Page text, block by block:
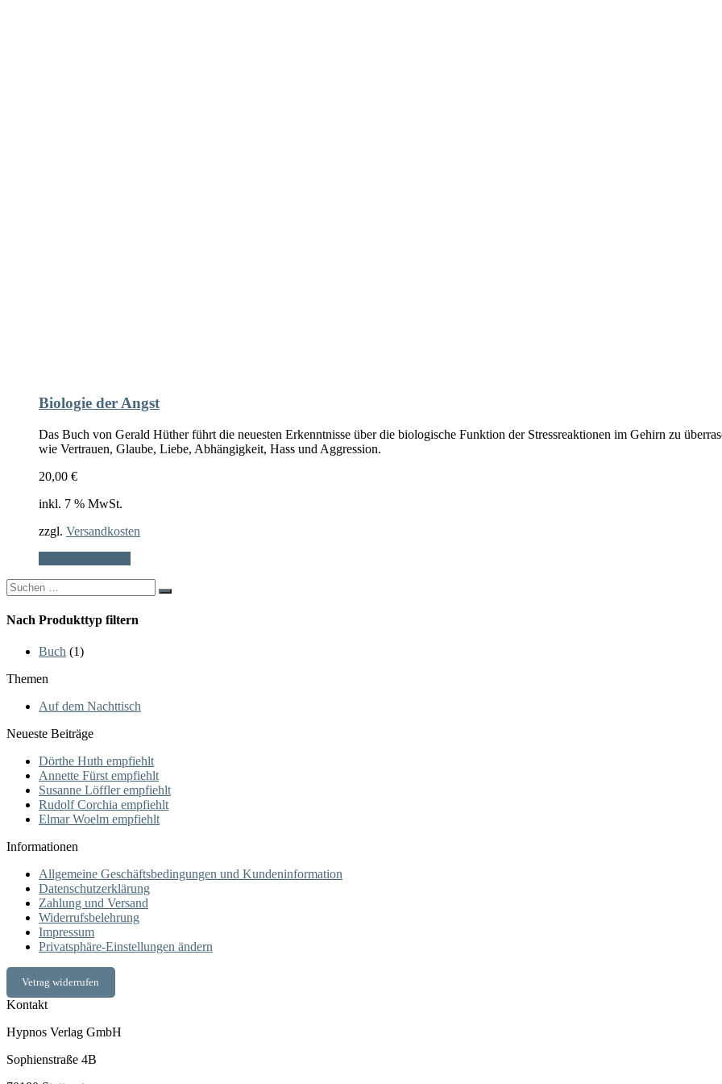
Biologie der Angst
Das Buch von Gerald Hüther führt die neuesten Erkenntnisse über die biologische Funktion der Stressreaktionen im Gehirn zu
wie Vertrauen, Glaube, Liebe, Abhängigkeit, Hass und Aggression.
20,00 €
inkl. 7 % MwSt.
zzgl. Versandkosten
Search
for:
Nach Produkttyp filtern
Buch (1)
Themen
Auf dem Nachttisch
Neueste Beiträge
Dörthe Huth empfiehlt
Annette Fürst empfiehlt
Susanne Löffler empfiehlt
Rudolf Corchia empfiehlt
Elmar Woelm empfiehlt
Informationen
Allgemeine Geschäftsbedingungen und Kundeninformation
Datenschutzerklärung
Zahlung und Versand
Widerrufsbelehrung
Impressum
Privatsphäre-Einstellungen ändern
Vetrag widerrufen
Kontakt
Hypnos Verlag GmbH
Sophienstraße 4B